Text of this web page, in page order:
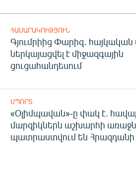
ՀԱՍԱՐԱԿՈՒԹՅՈՒՆ
Գյումրիից Փարիզ․ հայկական
ներկայացվել է միջազգային
ցուցահանդեսում
ՍՊՈՐՏ
«Օլիմպավան»-ը փակ է.
մարզիկներն աշխարհի
պատրաստվում են Հրազդանի